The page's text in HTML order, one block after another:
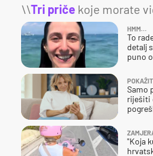
\\Tri priče koje morate
HMM…
To
detalj
puno
Samo
riješiti
"Koja